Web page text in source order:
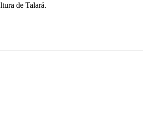
de Talará.